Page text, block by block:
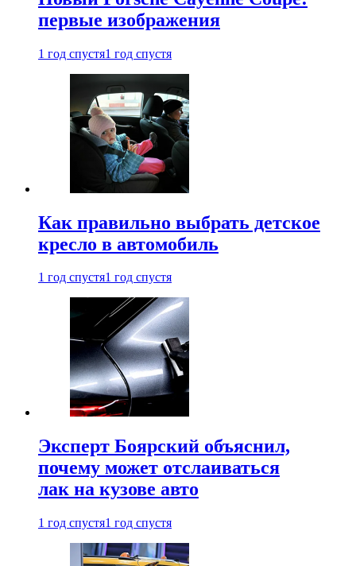
первые изображения
1 год спустя1 год спустя
Как правильно выбрать детское
кресло в автомобиль
1 год спустя1 год спустя
Эксперт Боярский объяснил,
почему может отслаиваться
лак на кузове авто
1 год спустя1 год спустя